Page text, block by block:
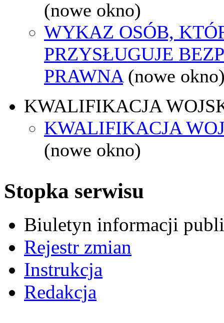
(nowe okno)
WYKAZ OSÓB,
PRZYSŁUGUJE
PRAWNA (nowe
KWALIFIKACJA
KWALIFIKACJA
(nowe okno)
Stopka serwisu
Biuletyn informacji
Rejestr zmian
Instrukcja
Redakcja